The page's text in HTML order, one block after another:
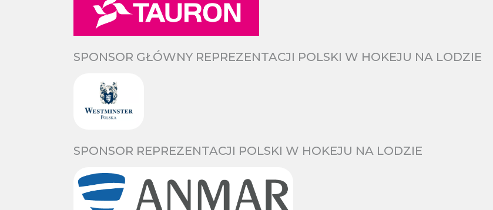
SPONSOR GŁÓWNY REPREZENTACJI POLSKI W HOKEJU NA LODZIE
SPONSOR REPREZENTACJI POLSKI W HOKEJU NA LODZIE